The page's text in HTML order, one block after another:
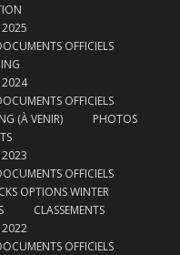
2025
OFFICIELS
2024
OFFICIELS
(À VENIR)
PHOTOS
2023
OFFICIELS
OPTIONS WINTER
CLASSEMENTS
2022
OFFICIELS